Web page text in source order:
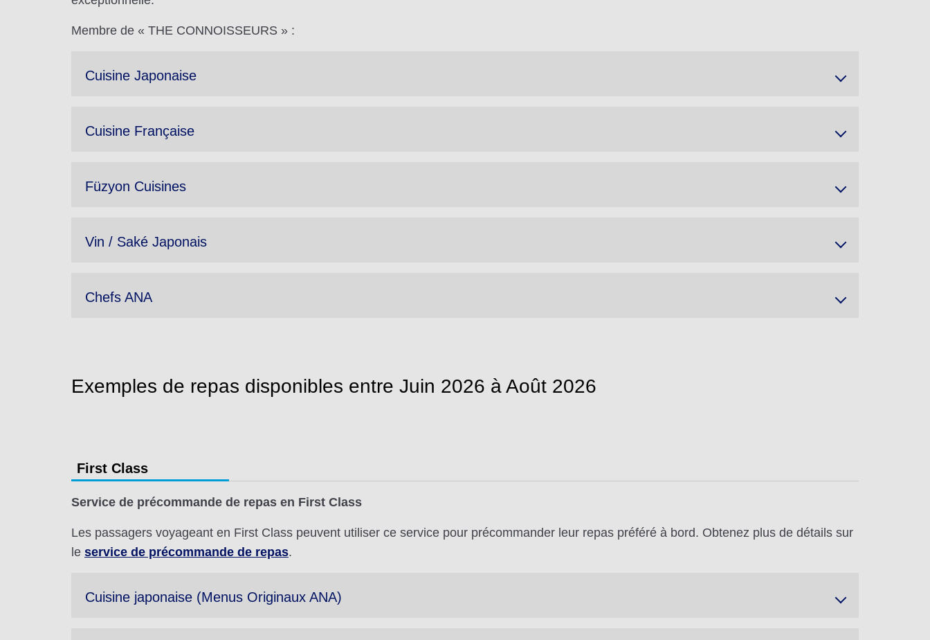
Membre de « THE CONNOISSEURS » :
Cuisine Japonaise
Cuisine Française
Füzyon Cuisines
Vin / Saké Japonais
Chefs ANA
Exemples de repas disponibles entre Juin 2026 à Août 2026
First Class
Service de précommande de repas en First Class
Les passagers voyageant en First Class peuvent utiliser ce service pour précommander leur repas préféré à bord. Obtenez plus de détails sur
le service de précommande de repas.
Cuisine japonaise (Menus Originaux ANA)